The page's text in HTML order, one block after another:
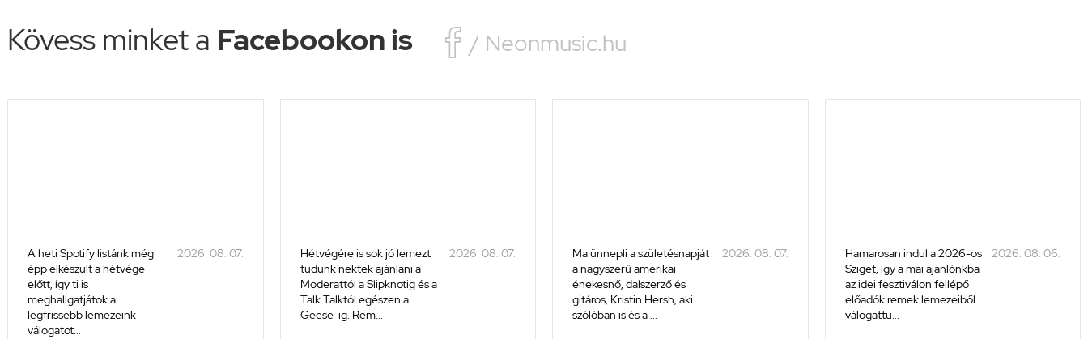
Kövess minket a Facebookon is  / Neonmusic.hu
A heti Spotify listánk még
épp elkészült a hétvége
előtt, így ti is
meghallgatjátok a
legfrissebb lemezeink
válogatot...
2026. 08. 07.
Hétvégére is sok jó lemezt
tudunk nektek ajánlani a
Moderattól a Slipknotig és a
Talk Talktól egészen a
Geese-ig. Rem...
2026. 08. 07.
Ma ünnepli a születésnapját
a nagyszerű amerikai
énekesnő, dalszerző és
gitáros, Kristin Hersh, aki
szólóban is és a ...
2026. 08. 07.
Hamarosan indul a 2026-os
Sziget, így a mai ajánlónkba
az idei fesztiválon fellépő
előadók remek lemezeiből
válogattu...
2026. 08. 06.